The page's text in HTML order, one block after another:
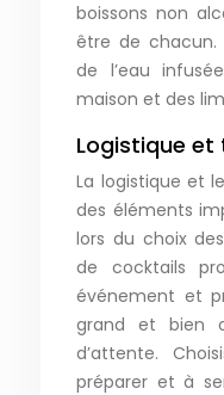
boissons non
être de chacun.
de l’eau
maison et des
Logistique et
La logistique et
des éléments
lors du choix
de cocktails
événement et
grand et bien
d’attente.
préparer et à